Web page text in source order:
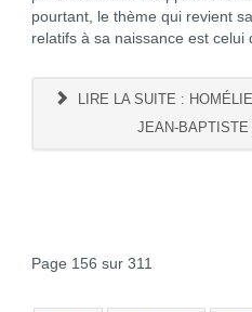
pourtant, le thème qui revient
relatifs à sa naissance est celui
LIRE LA SUITE :
JEAN-BAPTISTE
Page 156 sur 311